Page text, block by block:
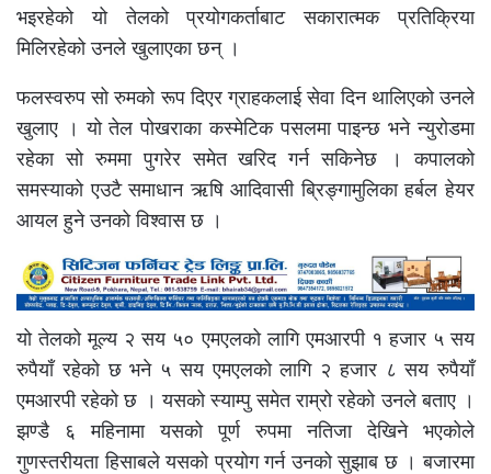
भइरहेको यो तेलको प्रयोगकर्ताबाट सकारात्मक प्रतिक्रिया
मिलिरहेको उनले खुलाएका छन् ।
फलस्वरुप सो रुमको रूप दिएर ग्राहकलाई सेवा दिन थालिएको उनले
खुलाए । यो तेल पोखराका कस्मेटिक पसलमा पाइन्छ भने न्युरोडमा
रहेका सो रुममा पुगरेर समेत खरिद गर्न सकिनेछ । कपालको
समस्याको एउटै समाधान ऋषि आदिवासी ब्रिङ्गामुलिका हर्बल हेयर
आयल हुने उनको विश्वास छ ।
यो तेलको मूल्य २ सय ५० एमएलको लागि एमआरपी १ हजार ५ सय
रुपैयाँ रहेको छ भने ५ सय एमएलको लागि २ हजार ८ सय रुपैयाँ
एमआरपी रहेको छ । यसको स्याम्पु समेत राम्रो रहेको उनले बताए ।
झण्डै ६ महिनामा यसको पूर्ण रुपमा नतिजा देखिने भएकोले
गुणस्तरीयता हिसाबले यसको प्रयोग गर्न उनको सुझाब छ । बजारमा